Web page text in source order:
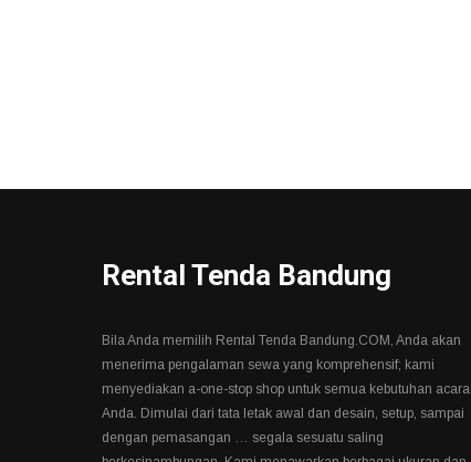
Rental Tenda Bandung
Bila Anda memilih Rental Tenda Bandung.COM, Anda akan
menerima pengalaman sewa yang komprehensif; kami
menyediakan a-one-stop shop untuk semua kebutuhan acara
Anda. Dimulai dari tata letak awal dan desain, setup, sampai
dengan pemasangan … segala sesuatu saling